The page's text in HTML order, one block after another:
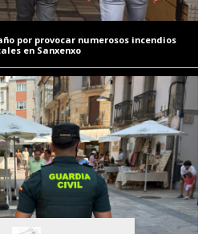
por provocar numerosos incendios
en Sanxenxo